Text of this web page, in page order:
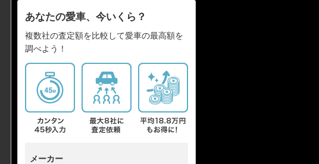
あなたの愛車、今いくら？
複数社の査定額を比較して愛車の最高額を
調べよう！
メーカー